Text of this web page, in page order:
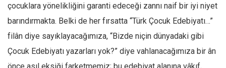
çocuklara yönelikliğini garanti edeceği zannı naif bir iyi niyet
barındırmakta. Belki de her fırsatta “Türk Çocuk Edebiyatı…”
filân diye sayıklayacağımıza, “Bizde niçin dünyadaki gibi
Çocuk Edebiyatı yazarları yok?” diye vahlanacağımıza bir ân